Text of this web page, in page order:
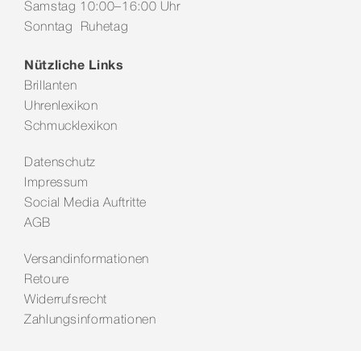
Samstag 10:00–16:00 Uhr
Sonntag Ruhetag
Nützliche Links
Brillanten
Uhrenlexikon
Schmucklexikon
Datenschutz
Impressum
Social Media Auftritte
AGB
Versandinformationen
Retoure
Widerrufsrecht
Zahlungsinformationen